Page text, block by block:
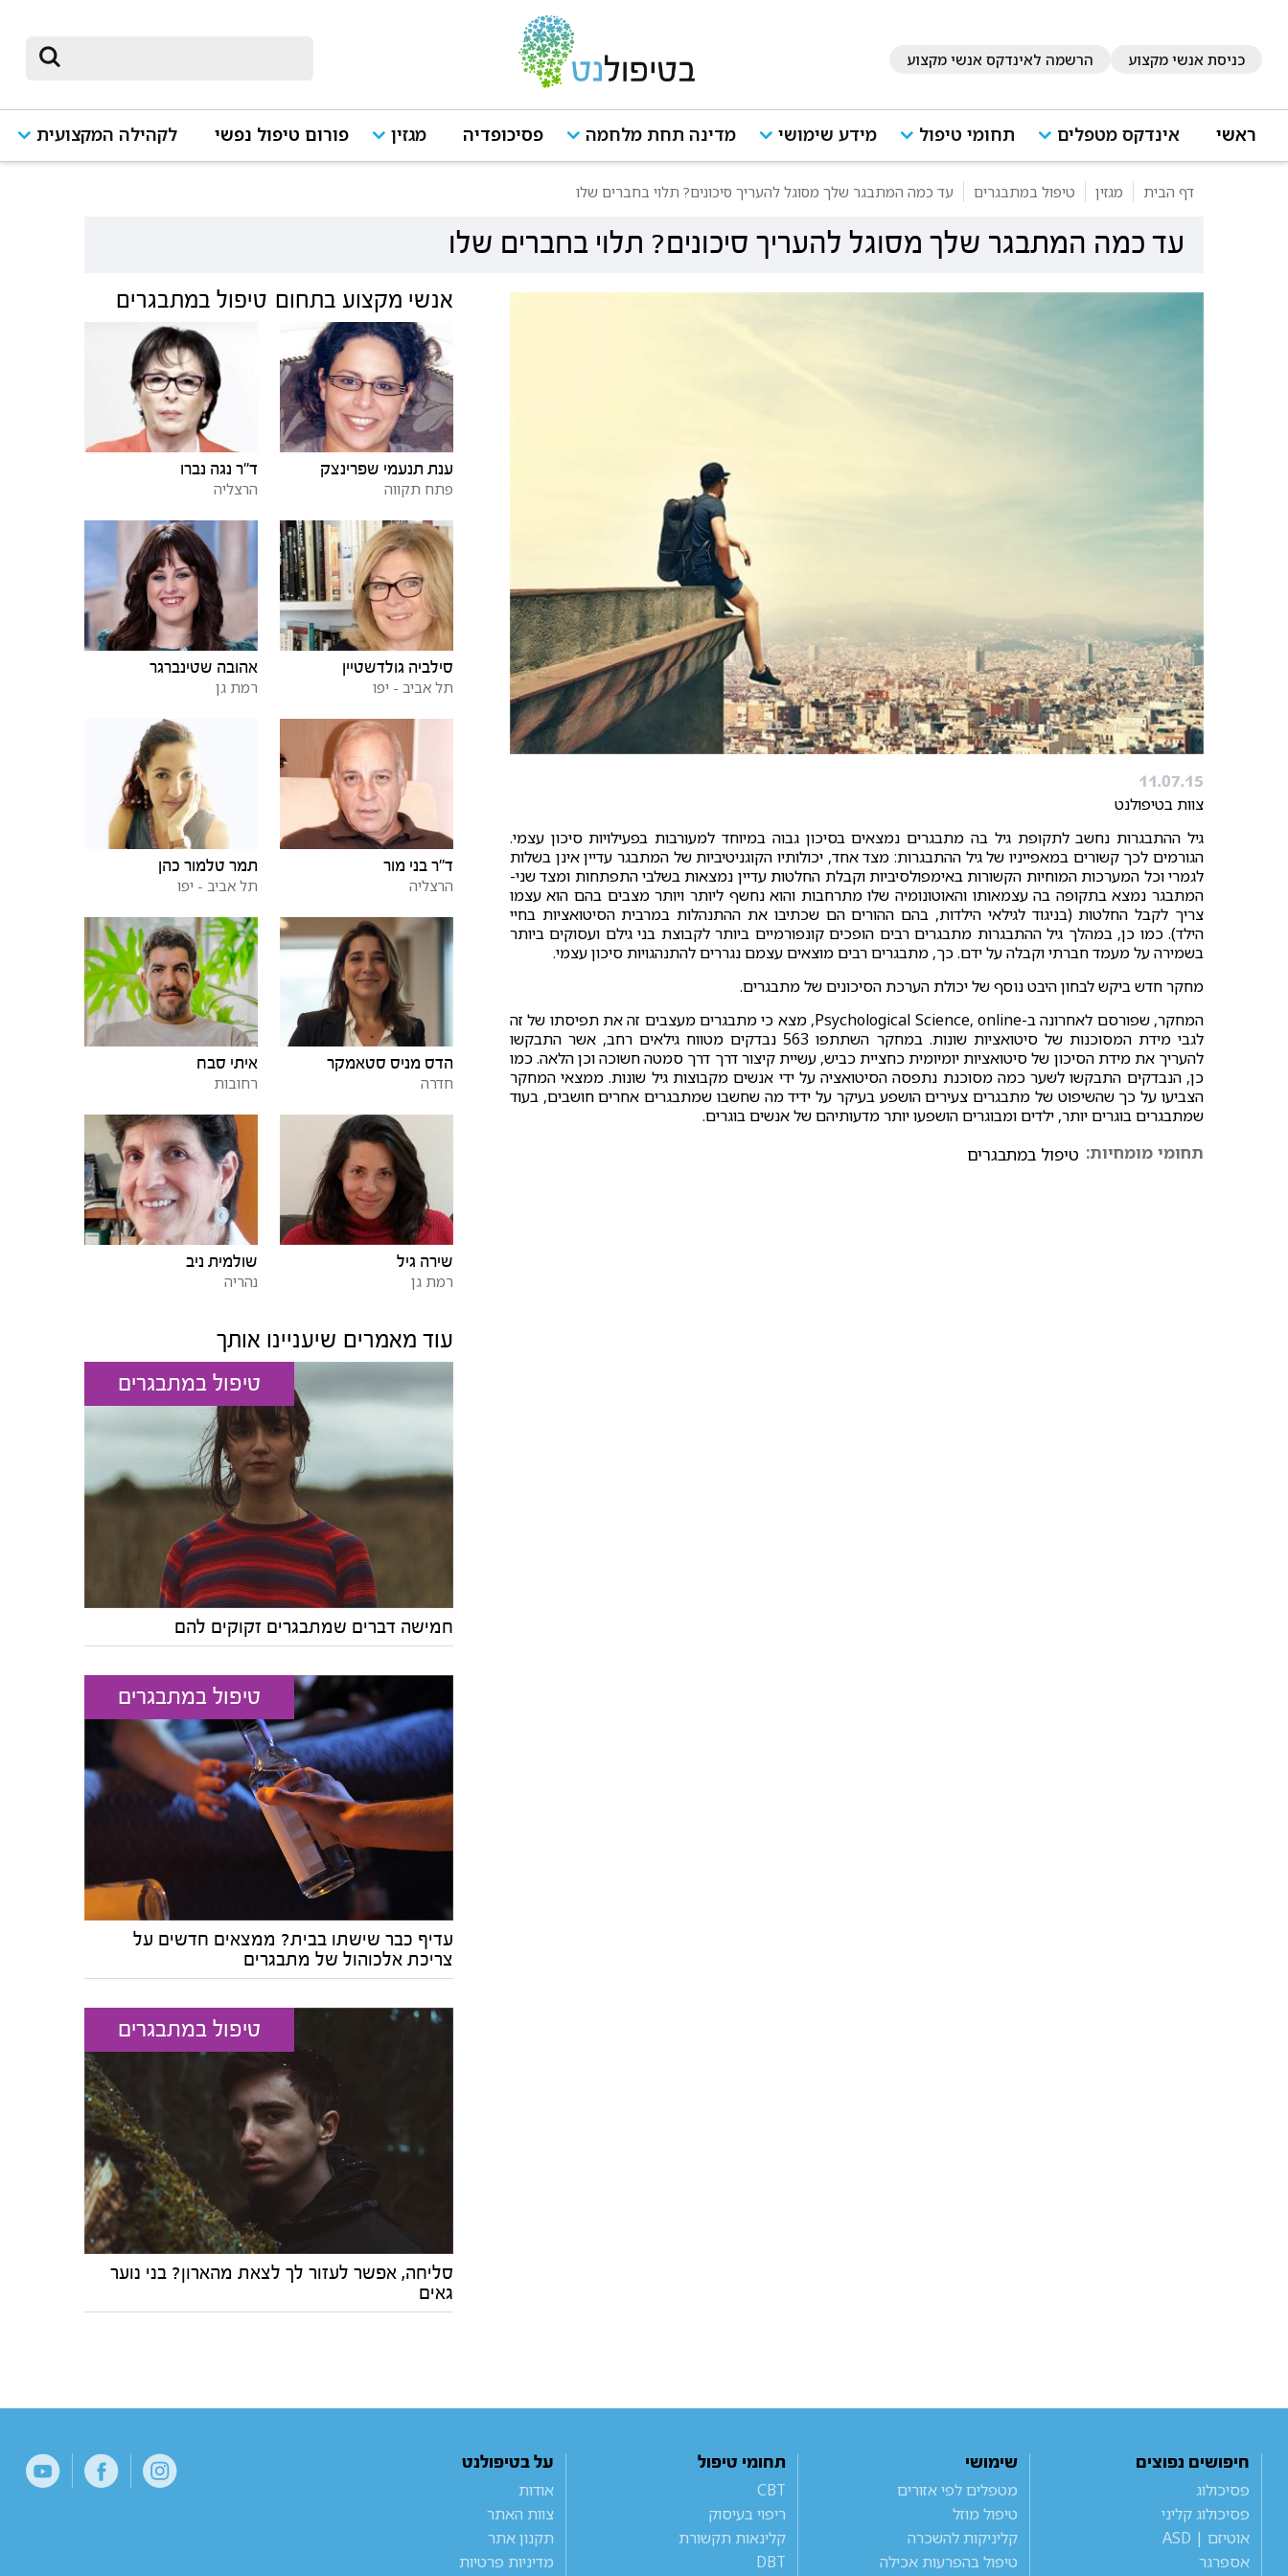
כניסת אנשי מקצוע הרשמה לאינדקס אנשי מקצוע
ראשי אינדקס מטפלים תחומי טיפול מידע שימושי מדינה תחת מלחמה פסיכופדיה מגזין פורום טיפול נפשי לקהילה המקצועית
דף הבית מגזין טיפול במתבגרים עד כמה המתבגר שלך מסוגל להעריך סיכונים? תלוי בחברים שלו
עד כמה המתבגר שלך מסוגל להעריך סיכונים? תלוי בחברים שלו
11.07.15
צוות בטיפולנט
גיל ההתבגרות נחשב לתקופת גיל בה מתבגרים נמצאים בסיכון גבוה במיוחד למעורבות בפעילויות סיכון עצמי.
הגורמים לכך קשורים במאפייניו של גיל ההתבגרות: מצד אחד, יכולותיו הקוגניטיביות של המתבגר עדיין אינן בשלות
לגמרי וכל המערכות המוחיות הקשורות באימפולסיביות וקבלת החלטות עדיין נמצאות בשלבי התפתחות ומצד שני-
המתבגר נמצא בתקופה בה עצמאותו והאוטונומיה שלו מתרחבות והוא נחשף ליותר ויותר מצבים בהם הוא עצמו
צריך לקבל החלטות (בניגוד לגילאי הילדות, בהם ההורים הם שכתיבו את ההתנהלות במרבית הסיטואציות בחיי
הילד). כמו כן, במהלך גיל ההתבגרות מתבגרים רבים הופכים קונפורמיים ביותר לקבוצת בני גילם ועסוקים ביותר
בשמירה על מעמד חברתי וקבלה על ידם. כך, מתבגרים רבים מוצאים עצמם נגררים להתנהגויות סיכון עצמי.
מחקר חדש ביקש לבחון היבט נוסף של יכולת הערכת הסיכונים של מתבגרים.
המחקר, שפורסם לאחרונה ב-Psychological Science, online, מצא כי מתבגרים מעצבים זה את תפיסתו של זה
לגבי מידת המסוכנות של סיטואציות שונות. במחקר השתתפו 563 נבדקים מטווח גילאים רחב, אשר התבקשו
להעריך את מידת הסיכון של סיטואציות יומיומית כחציית כביש, עשיית קיצור דרך דרך סמטה חשוכה וכן הלאה. כמו
כן, הנבדקים התבקשו לשער כמה מסוכנת נתפסה הסיטואציה על ידי אנשים מקבוצות גיל שונות. ממצאי המחקר
הצביעו על כך שהשיפוט של מתבגרים צעירים הושפע בעיקר על ידיד מה שחשבו שמתבגרים אחרים חושבים, בעוד
שמתבגרים בוגרים יותר, ילדים ומבוגרים הושפעו יותר מדעותיהם של אנשים בוגרים.
תחומי מומחיות: טיפול במתבגרים
אנשי מקצוע בתחום טיפול במתבגרים
ענת תנעמי שפרינצק
פתח תקווה
ד"ר נגה נברו
הרצליה
סילביה גולדשטיין
תל אביב - יפו
אהובה שטינברגר
רמת גן
ד"ר בני מור
הרצליה
תמר טלמור כהן
תל אביב - יפו
הדס מניס סטאמקר
חדרה
איתי סבח
רחובות
שירה גיל
רמת גן
שולמית ניב
נהריה
עוד מאמרים שיעניינו אותך
טיפול במתבגרים
חמישה דברים שמתבגרים זקוקים להם
טיפול במתבגרים
עדיף כבר שישתו בבית? ממצאים חדשים על
צריכת אלכוהול של מתבגרים
טיפול במתבגרים
סליחה, אפשר לעזור לך לצאת מהארון? בני נוער
גאים
חיפושים נפוצים
פסיכולוג
פסיכולוג קליני
אוטיזם | ASD
אספרגר
שימושי
מטפלים לפי אזורים
טיפול מוזל
קליניקות להשכרה
טיפול בהפרעות אכילה
תחומי טיפול
CBT
ריפוי בעיסוק
קלינאות תקשורת
DBT
על בטיפולנט
אודות
צוות האתר
תקנון אתר
מדיניות פרטיות